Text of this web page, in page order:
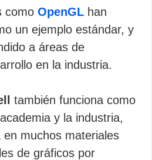
como OpenGL han
un ejemplo estándar, y
a áreas de
en la industria.
también funciona como
y la industria,
muchos materiales
de gráficos por